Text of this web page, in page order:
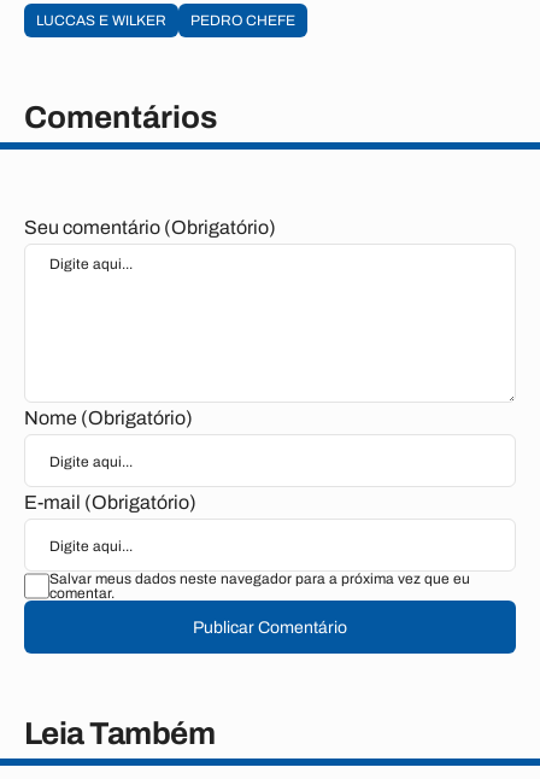
LUCCAS E WILKER PEDRO CHEFE
Comentários
Seu comentário (Obrigatório)
Nome (Obrigatório)
E-mail (Obrigatório)
Salvar meus dados neste navegador para a próxima vez que eu
comentar.
Publicar Comentário
Leia Também